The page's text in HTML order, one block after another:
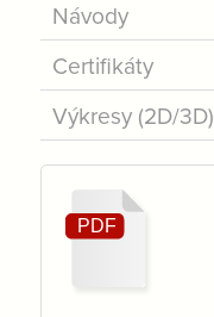
Návody
Certifikáty
Výkresy (2D/3D)